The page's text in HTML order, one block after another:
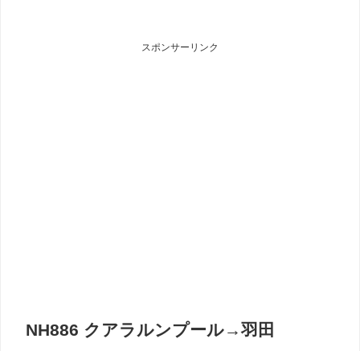
スポンサーリンク
NH886 クアラルンプール→羽田